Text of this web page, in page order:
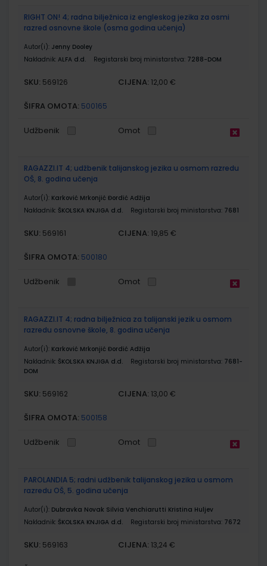
RIGHT ON! 4; radna bilježnica iz engleskog jezika za osmi
razred osnovne škole (osma godina učenja)
Autor(i): Jenny Dooley
Nakladnik: ALFA d.d. Registarski broj ministarstva: 7288-DOM
SKU: 569126 CIJENA: 12,00 €
ŠIFRA OMOTA: 500165
Udžbenik Omot
RAGAZZI.IT 4; udžbenik talijanskog jezika u osmom razredu
OŠ, 8. godina učenja
Autor(i): Karković Mrkonjić Đordić Adžija
Nakladnik: ŠKOLSKA KNJIGA d.d. Registarski broj ministarstva: 7681
SKU: 569161 CIJENA: 19,85 €
ŠIFRA OMOTA: 500180
Udžbenik Omot
RAGAZZI.IT 4; radna bilježnica za talijanski jezik u osmom
razredu osnovne škole, 8. godina učenja
Autor(i): Karković Mrkonjić Đordić Adžija
Nakladnik: ŠKOLSKA KNJIGA d.d. Registarski broj ministarstva: 7681-
DOM
SKU: 569162 CIJENA: 13,00 €
ŠIFRA OMOTA: 500158
Udžbenik Omot
PAROLANDIA 5; radni udžbenik talijanskog jezika u osmom
razredu OŠ, 5. godina učenja
Autor(i): Dubravka Novak Silvia Venchiarutti Kristina Huljev
Nakladnik: ŠKOLSKA KNJIGA d.d. Registarski broj ministarstva: 7672
SKU: 569163 CIJENA: 13,24 €